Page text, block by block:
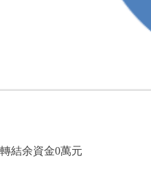
余資金0萬元